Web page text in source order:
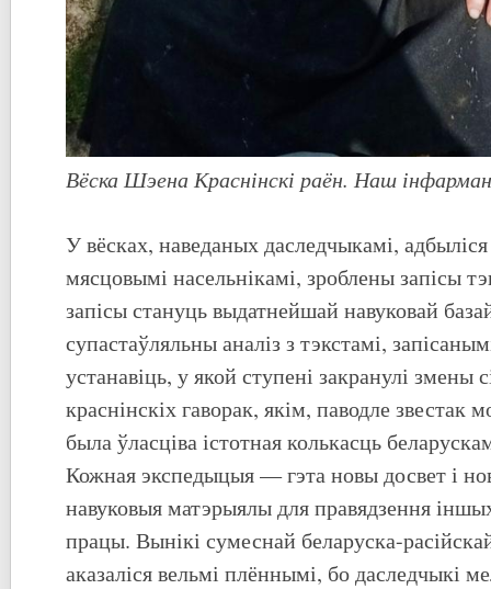
Вёска Шэена Краснінскі раён. Наш
У вёсках, наведаных даследчыкамі,
мясцовымі насельнікамі, зроблены запісы
запісы стануць выдатнейшай навуковай
супастаўляльны аналіз з тэкстамі,
устанавіць, у якой ступені закранулі змены
краснінскіх гаворак, якім, паводле звестак
была ўласціва істотная колькасць
Кожная экспедыцыя — гэта новы досвет і
навуковыя матэрыялы для правядзення
працы. Вынікі сумеснай беларуска-
аказаліся вельмі плённымі, бо даследчыкі